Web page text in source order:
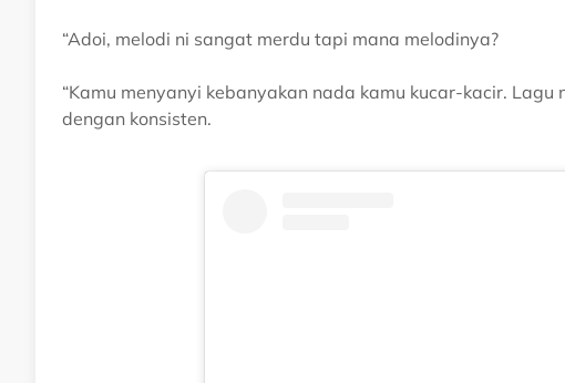
“Adoi, melodi ni sangat merdu tapi mana melodinya?
“Kamu menyanyi kebanyakan nada kamu kucar-kacir.
dengan konsisten.